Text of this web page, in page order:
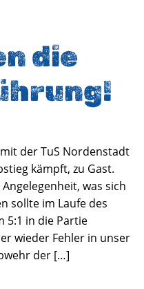
die
der TuS Nordenstadt
kämpft, zu Gast.
was sich
sollte im Laufe des
5:1 in die Partie
wieder Fehler in unser
der […]